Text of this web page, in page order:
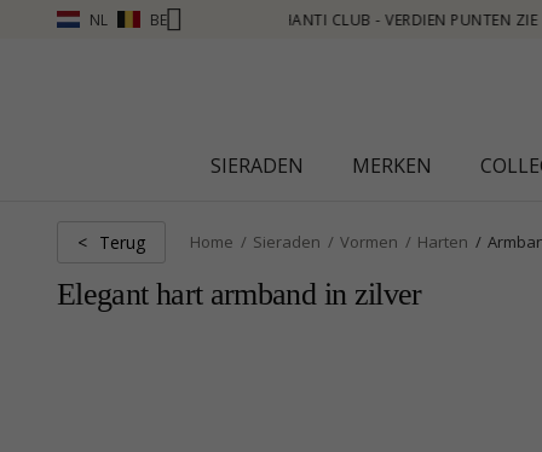
NL BE
ZIE MEER - KLIK HIER
SIERADEN MERKEN
< Terug Home Sieraden Vormen Harten
Elegant hart armband in zilver